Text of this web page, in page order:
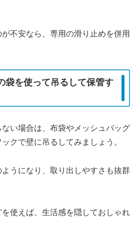
不安なら、専用の滑り止めを併用
袋を使って吊るして保管す
い場合は、布袋やメッシュバッグ
クで壁に吊るしてみましょう。
うになり、取り出しやすさも抜群
使えば、生活感を隠しておしゃれ